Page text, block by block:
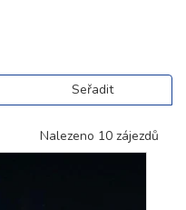
Seřadit
Nalezeno 10 zájezdů